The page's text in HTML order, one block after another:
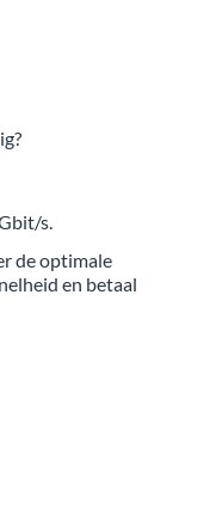
s.
de optimale
en betaal